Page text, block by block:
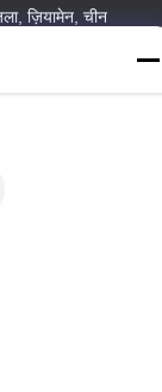
ज़ियामेन, चीन
फ़ुज़ियान, चीन